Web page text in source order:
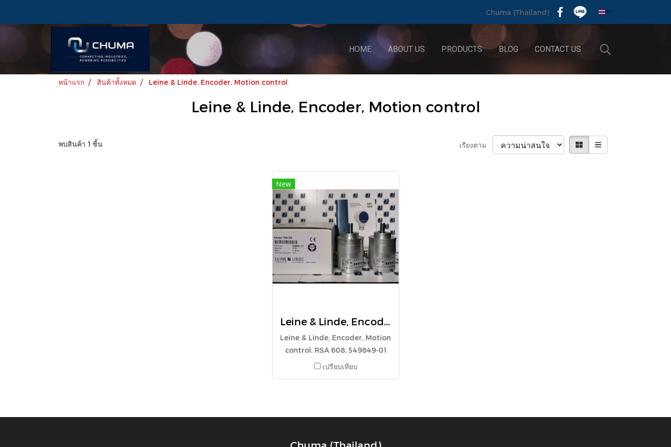
Chuma (Thailand) TH
HOME ABOUT US PRODUCTS BLOG CONTACT US
หน้าแรก สินค้าทั้งหมด Leine & Linde, Encoder, Motion control
Leine & Linde, Encoder, Motion control
พบสินค้า 1 ชิ้น เรียงตาม
New
Leine & Linde, Encoder, Motion control, RSA 608, 549849-01
Leine & Linde, Encoder, Motion
control, RSA 608, 549849-01
เปรียบเทียบ